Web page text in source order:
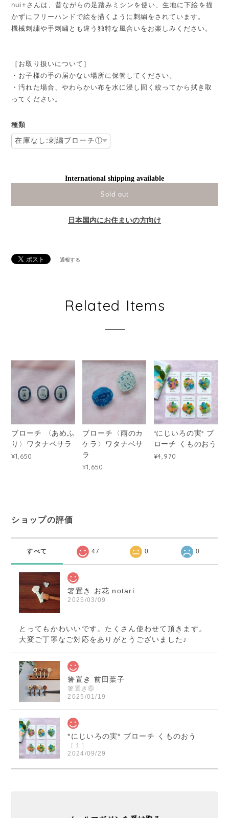
nui+さんは、昔ながらの足踏みミシンを使い、生地に下絵を描
かずにフリーハンドで絵を描くように刺繍をされています。
機械刺繍や手刺繍とも違う独特な風合いをお楽しみください。
［お取り扱いについて］
・お子様の手の届かない場所に保管してください。
・汚れた場合、やわらかい布を水に浸し固く絞ってから拭き取
ってください。
種類
International shipping available
Sold out
日本国内にお住まいの方向け
通報する
Related Items
ブローチ 〈あめふ
り〉ワタナベサラ
¥1,650
ブローチ〈雨のカ
ケラ〉ワタナベサ
ラ
¥1,650
*にじいろの実* ブ
ローチ くものおう
¥4,970
ショップの評価
すべて 47 0 0
箸置き お花 notari
2025/03/09
とってもかわいいです。たくさん使わせて頂きます。
大変ご丁寧なご対応をありがとうございました♪
箸置き 前田葉子
箸置き⑥
2025/01/19
*にじいろの実* ブローチ くものおう
［１］
2024/09/29